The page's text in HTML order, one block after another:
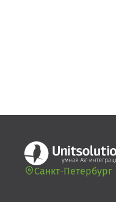
Санкт-Петербург